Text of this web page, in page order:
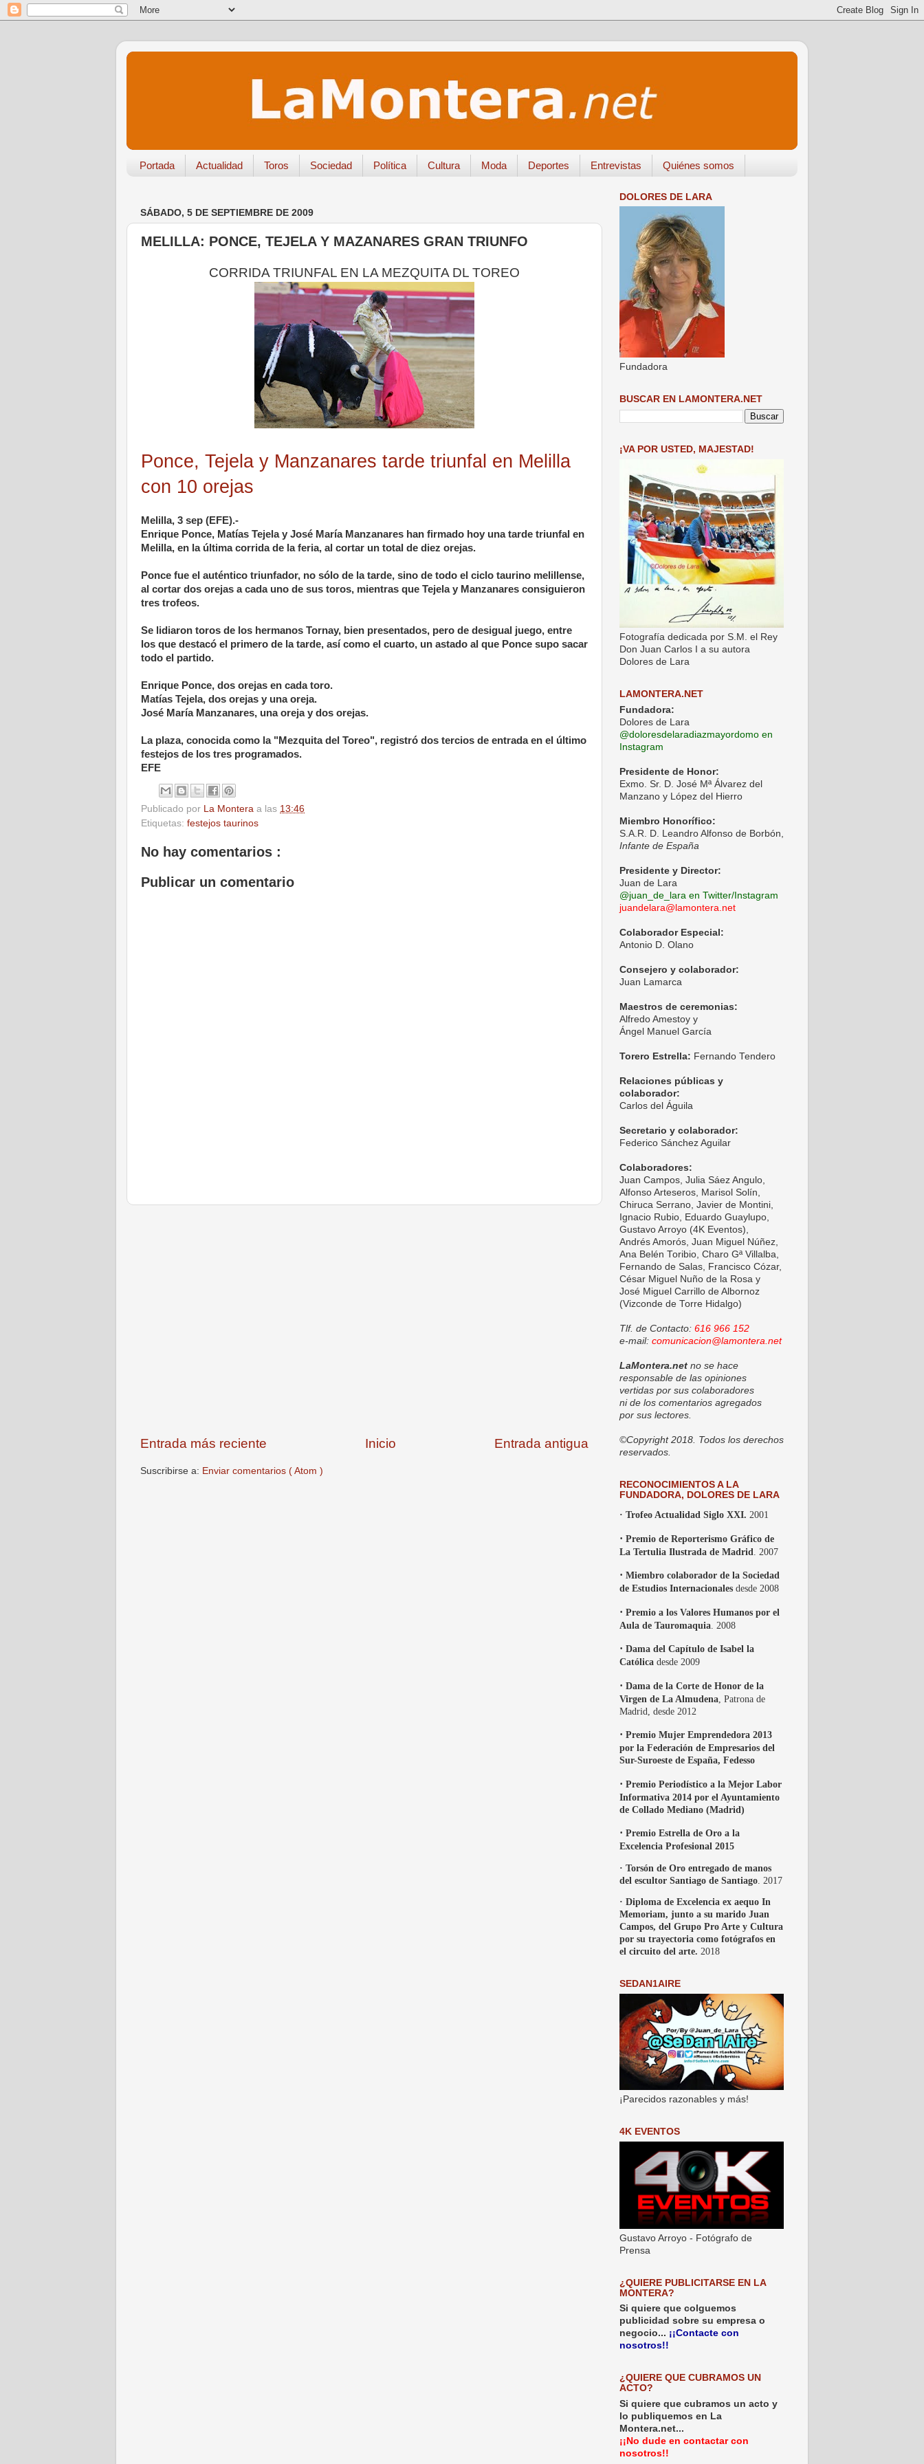
Portada Actualidad Toros Sociedad Política Cultura Moda Deportes Entrevistas Quiénes somos
SÁBADO, 5 DE SEPTIEMBRE DE 2009
MELILLA: PONCE, TEJELA Y MAZANARES GRAN TRIUNFO
CORRIDA TRIUNFAL EN LA MEZQUITA DL TOREO
Ponce, Tejela y Manzanares tarde triunfal en Melilla
con 10 orejas
Melilla, 3 sep (EFE).-
Enrique Ponce, Matías Tejela y José María Manzanares han firmado hoy una tarde triunfal en
Melilla, en la última corrida de la feria, al cortar un total de diez orejas.
Ponce fue el auténtico triunfador, no sólo de la tarde, sino de todo el ciclo taurino melillense,
al cortar dos orejas a cada uno de sus toros, mientras que Tejela y Manzanares consiguieron
tres trofeos.
Se lidiaron toros de los hermanos Tornay, bien presentados, pero de desigual juego, entre
los que destacó el primero de la tarde, así como el cuarto, un astado al que Ponce supo sacar
todo el partido.
Enrique Ponce, dos orejas en cada toro.
Matías Tejela, dos orejas y una oreja.
José María Manzanares, una oreja y dos orejas.
La plaza, conocida como la "Mezquita del Toreo", registró dos tercios de entrada en el último
festejos de los tres programados.
EFE
Publicado por La Montera a las 13:46
Etiquetas: festejos taurinos
No hay comentarios :
Publicar un comentario
Entrada más reciente Entrada antigua
Inicio
Suscribirse a: Enviar comentarios ( Atom )
DOLORES DE LARA
Fundadora
BUSCAR EN LAMONTERA.NET
¡VA POR USTED, MAJESTAD!
Fotografía dedicada por S.M. el Rey
Don Juan Carlos I a su autora
Dolores de Lara
LAMONTERA.NET
Fundadora:
Dolores de Lara
@doloresdelaradiazmayordomo en
Instagram
Presidente de Honor:
Exmo. Sr. D. José Mª Álvarez del
Manzano y López del Hierro
Miembro Honorífico:
S.A.R. D. Leandro Alfonso de Borbón,
Infante de España
Presidente y Director:
Juan de Lara
@juan_de_lara en Twitter/Instagram
juandelara@lamontera.net
Colaborador Especial:
Antonio D. Olano
Consejero y colaborador:
Juan Lamarca
Maestros de ceremonias:
Alfredo Amestoy y
Ángel Manuel García
Torero Estrella: Fernando Tendero
Relaciones públicas y
colaborador:
Carlos del Águila
Secretario y colaborador:
Federico Sánchez Aguilar
Colaboradores:
Juan Campos, Julia Sáez Angulo,
Alfonso Arteseros, Marisol Solín,
Chiruca Serrano, Javier de Montini,
Ignacio Rubio, Eduardo Guaylupo,
Gustavo Arroyo (4K Eventos),
Andrés Amorós, Juan Miguel Núñez,
Ana Belén Toribio, Charo Gª Villalba,
Fernando de Salas, Francisco Cózar,
César Miguel Nuño de la Rosa y
José Miguel Carrillo de Albornoz
(Vizconde de Torre Hidalgo)
Tlf. de Contacto: 616 966 152
e-mail: comunicacion@lamontera.net
LaMontera.net no se hace
responsable de las opiniones
vertidas por sus colaboradores
ni de los comentarios agregados
por sus lectores.
©Copyright 2018. Todos los derechos
reservados.
RECONOCIMIENTOS A LA
FUNDADORA, DOLORES DE LARA
· Trofeo Actualidad Siglo XXI. 2001
· Premio de Reporterismo Gráfico de
La Tertulia Ilustrada de Madrid . 2007
· Miembro colaborador de la Sociedad
de Estudios Internacionales desde 2008
· Premio a los Valores Humanos por el
Aula de Tauromaquia . 2008
· Dama del Capítulo de Isabel la
Católica desde 2009
· Dama de la Corte de Honor de la
Virgen de La Almudena , Patrona de
Madrid, desde 2012
· Premio Mujer Emprendedora 2013
por la Federación de Empresarios del
Sur-Suroeste de España, Fedesso
· Premio Periodístico a la Mejor Labor
Informativa 2014 por el Ayuntamiento
de Collado Mediano (Madrid)
· Premio Estrella de Oro a la
Excelencia Profesional 2015
· Torsón de Oro entregado de manos
del escultor Santiago de Santiago . 2017
· Diploma de Excelencia ex aequo In
Memoriam, junto a su marido Juan
Campos, del Grupo Pro Arte y Cultura
por su trayectoria como fotógrafos en
el circuito del arte. 2018
SEDAN1AIRE
¡Parecidos razonables y más!
4K EVENTOS
Gustavo Arroyo - Fotógrafo de
Prensa
¿QUIERE PUBLICITARSE EN LA
MONTERA?
Si quiere que colguemos
publicidad sobre su empresa o
negocio... ¡¡Contacte con
nosotros!!
¿QUIERE QUE CUBRAMOS UN
ACTO?
Si quiere que cubramos un acto y
lo publiquemos en La
Montera.net...
¡¡No dude en contactar con
nosotros!!